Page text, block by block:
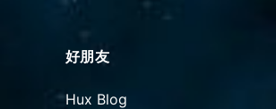
好朋友
Hux Blog